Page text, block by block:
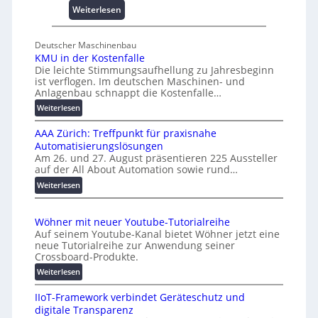
e
c
h
a
f
Weiterlesen
U
i
v
e
r
l
A
u
t
m
t
i
o
O
r
Deutscher Maschinenbau
KMU in der Kostenfalle
Die leichte Stimmungsaufhellung zu Jahresbeginn
ist verflogen. Im deutschen Maschinen- und
Anlagenbau schnappt die Kostenfalle…
Weiterlesen:
K
M
U
i
n
d
e
K
o
s
t
e
n
f
a
AAA Zürich: Treffpunkt für praxisnahe
Automatisierungslösungen
Am 26. und 27. August präsentieren 225 Aussteller
auf der All About Automation sowie rund…
Weiterlesen:
A
A
Z
ü
r
i
c
h
:
Wöhner mit neuer Youtube-Tutorialreihe
Auf seinem Youtube-Kanal bietet Wöhner jetzt eine
neue Tutorialreihe zur Anwendung seiner
Crossboard-Produkte.
Weiterlesen:
W
ö
h
IIoT-Framework verbindet Geräteschutz und
digitale Transparenz